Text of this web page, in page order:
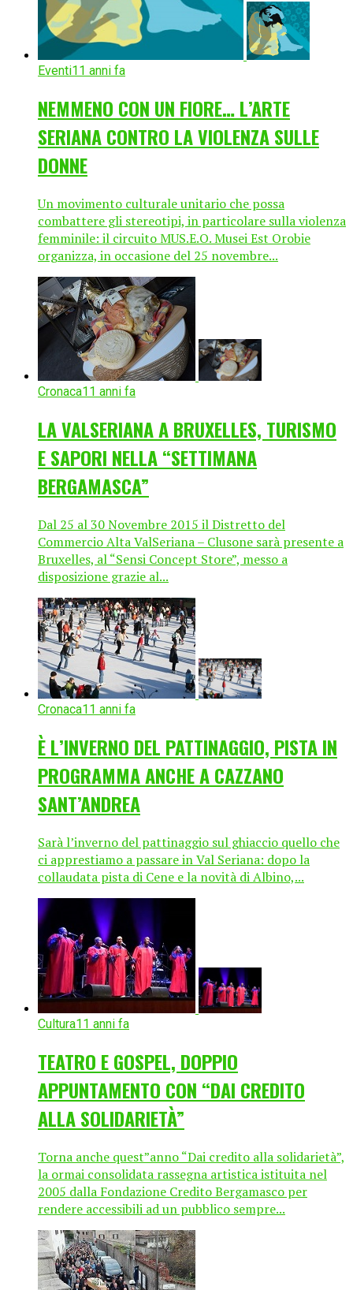
Eventi11 anni fa
NEMMENO CON UN FIORE… L’ARTE
SERIANA CONTRO LA VIOLENZA SULLE
DONNE
Un movimento culturale unitario che possa
combattere gli stereotipi, in particolare sulla violenza
femminile: il circuito MUS.E.O. Musei Est Orobie
organizza, in occasione del 25 novembre...
Cronaca11 anni fa
LA VALSERIANA A BRUXELLES, TURISMO
E SAPORI NELLA “SETTIMANA
BERGAMASCA”
Dal 25 al 30 Novembre 2015 il Distretto del
Commercio Alta ValSeriana – Clusone sarà presente a
Bruxelles, al “Sensi Concept Store”, messo a
disposizione grazie al...
Cronaca11 anni fa
È L’INVERNO DEL PATTINAGGIO, PISTA IN
PROGRAMMA ANCHE A CAZZANO
SANT’ANDREA
Sarà l’inverno del pattinaggio sul ghiaccio quello che
ci apprestiamo a passare in Val Seriana: dopo la
collaudata pista di Cene e la novità di Albino,...
Cultura11 anni fa
TEATRO E GOSPEL, DOPPIO
APPUNTAMENTO CON “DAI CREDITO
ALLA SOLIDARIETÀ”
Torna anche quest”anno “Dai credito alla solidarietà”,
la ormai consolidata rassegna artistica istituita nel
2005 dalla Fondazione Credito Bergamasco per
rendere accessibili ad un pubblico sempre...